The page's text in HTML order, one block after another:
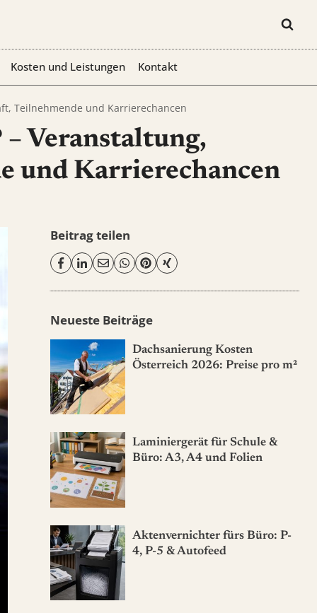
Kosten und Leistungen Kontakt
Teilnehmende und Karrierechancen
Veranstaltung,
und Karrierechancen
Beitrag teilen
Neueste Beiträge
Dachsanierung Kosten
Österreich 2026: Preise pro m²
Laminiergerät für Schule &
Büro: A3, A4 und Folien
Aktenvernichter fürs Büro: P-
4, P-5 & Autofeed